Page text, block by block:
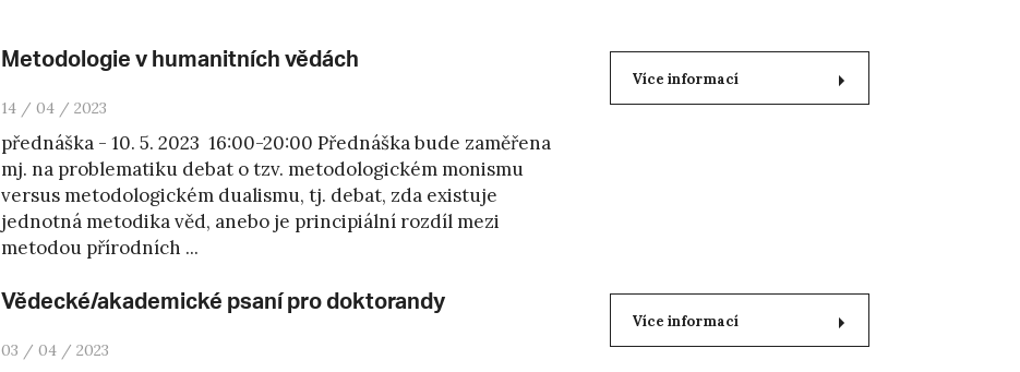
Metodologie v humanitních vědách
14 / 04 / 2023
přednáška - 10. 5. 2023 16:00-20:00 Přednáška bude zaměřena
mj. na problematiku debat o tzv. metodologickém monismu
versus metodologickém dualismu, tj. debat, zda existuje
jednotná metodika věd, anebo je principiální rozdíl mezi
metodou přírodních ...
Více informací
Vědecké/akademické psaní pro doktorandy
03 / 04 / 2023
Více informací